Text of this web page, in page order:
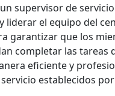
supervisor de
liderar el equipo del
garantizar que los
completar las tareas
eficiente y
establecidos